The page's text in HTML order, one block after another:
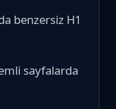
benzersiz H1
sayfalarda